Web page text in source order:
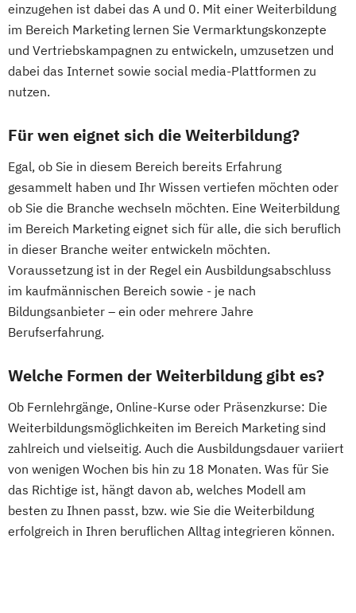
einzugehen ist dabei das A und 0. Mit einer Weiterbildung
im Bereich Marketing lernen Sie Vermarktungskonzepte
und Vertriebskampagnen zu entwickeln, umzusetzen und
dabei das Internet sowie social media-Plattformen zu
nutzen.
Für wen eignet sich die Weiterbildung?
Egal, ob Sie in diesem Bereich bereits Erfahrung
gesammelt haben und Ihr Wissen vertiefen möchten oder
ob Sie die Branche wechseln möchten. Eine Weiterbildung
im Bereich Marketing eignet sich für alle, die sich beruflich
in dieser Branche weiter entwickeln möchten.
Voraussetzung ist in der Regel ein Ausbildungsabschluss
im kaufmännischen Bereich sowie - je nach
Bildungsanbieter – ein oder mehrere Jahre
Berufserfahrung.
Welche Formen der Weiterbildung gibt es?
Ob Fernlehrgänge, Online-Kurse oder Präsenzkurse: Die
Weiterbildungsmöglichkeiten im Bereich Marketing sind
zahlreich und vielseitig. Auch die Ausbildungsdauer variiert
von wenigen Wochen bis hin zu 18 Monaten. Was für Sie
das Richtige ist, hängt davon ab, welches Modell am
besten zu Ihnen passt, bzw. wie Sie die Weiterbildung
erfolgreich in Ihren beruflichen Alltag integrieren können.